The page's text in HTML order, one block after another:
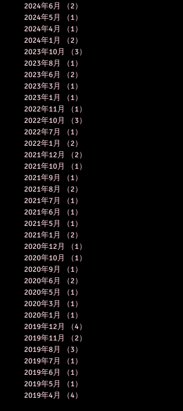
2024年6月
（2）
2024年5月
（1）
2024年4月
（1）
2024年1月
（2）
2023年10月
（3）
2023年8月
（1）
2023年6月
（2）
2023年3月
（1）
2023年1月
（1）
2022年11月
（1）
2022年10月
（3）
2022年7月
（1）
2022年1月
（2）
2021年12月
（2）
2021年10月
（1）
2021年9月
（1）
2021年8月
（2）
2021年7月
（1）
2021年6月
（1）
2021年5月
（1）
2021年1月
（2）
2020年12月
（1）
2020年10月
（1）
2020年9月
（1）
2020年6月
（2）
2020年5月
（1）
2020年3月
（1）
2020年1月
（1）
2019年12月
（4）
2019年11月
（2）
2019年8月
（3）
2019年7月
（1）
2019年6月
（1）
2019年5月
（1）
2019年4月
（4）